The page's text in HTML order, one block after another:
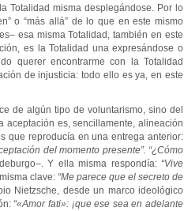
Totalidad misma desplegándose. Por lo
o “más allá” de lo que en este mismo
esa misma Totalidad, también en este
es la Totalidad una expresándose o
querer encontrarme con la Totalidad
de injusticia: todo ello es ya, en este
de algún tipo de voluntarismo, sino del
aceptación es, sencillamente, alineación
que reproducía en una entrega anterior:
del momento presente”. “¿Cómo
Y ella misma respondía: “Vive
clave: “Me parece que el secreto de
Nietzsche, desde un marco ideológico
“«Amor fati»: ¡que ese sea en adelante